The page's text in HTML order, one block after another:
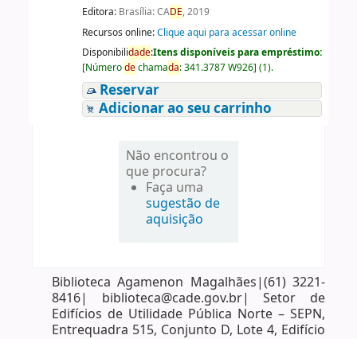
Editora: Brasília: CADE, 2019
Recursos online:Clique aqui para acessar online
Disponibilidade:Itens disponíveis para empréstimo:
[Númerodechamada:341.3787 W926] (1).
Reservar
Adicionar ao seu carrinho
Não encontrou o
que procura?
Faça uma
sugestão de
aquisição
Biblioteca Agamenon Magalhães|(61) 3221-
8416| biblioteca@cade.gov.br| Setor de
Edifícios de Utilidade Pública Norte – SEPN,
Entrequadra 515, Conjunto D, Lote 4, Edifício